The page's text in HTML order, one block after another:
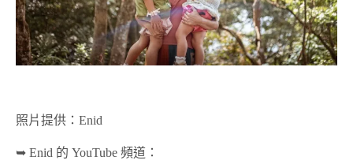
照片提供：Enid
➥ Enid 的 YouTube 頻道：